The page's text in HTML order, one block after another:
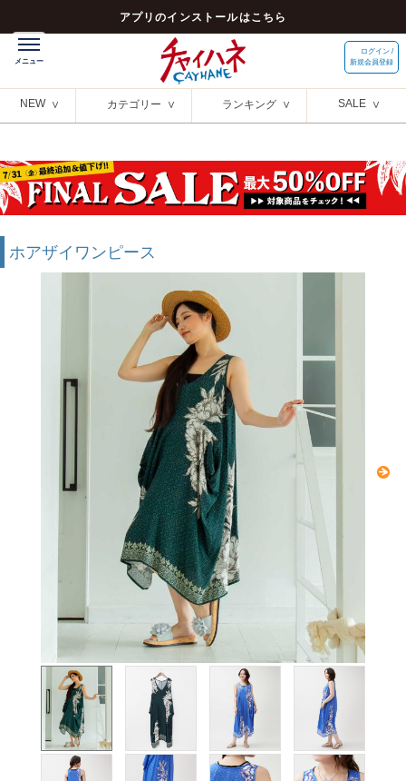
アプリのインストールはこちら
ログイン /
新規会員登録
NEW カテゴリー ランキング SALE
ホアザイワンピース